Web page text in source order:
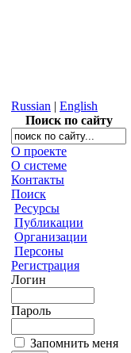
Russian | English
Поиск по сайту
О проекте
О системе
Контакты
Поиск
Ресурсы
Публикации
Организации
Персоны
Регистрация
Логин
Пароль
Запомнить меня